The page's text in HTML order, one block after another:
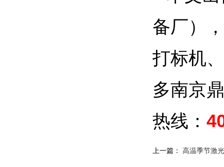
备厂）
打标机
多南京
热线：
上一篇： 高温季节激